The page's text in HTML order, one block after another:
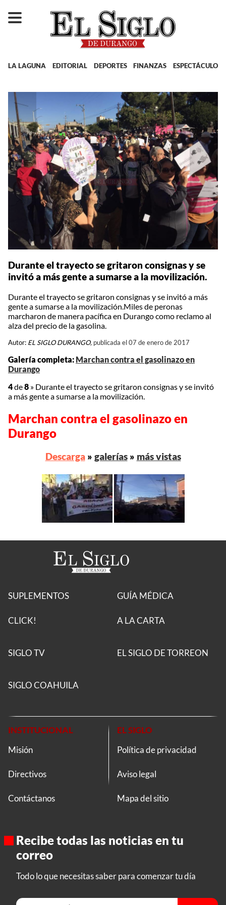
LA LAGUNA EDITORIAL DEPORTES FINANZAS ESPECTÁCULOS
Durante el trayecto se gritaron consignas y se
invitó a más gente a sumarse a la movilización.
Durante el trayecto se gritaron consignas y se invitó a más
gente a sumarse a la movilización.Miles de peronas
marcharon de manera pacífica en Durango como reclamo al
alza del precio de la gasolina.
Autor: EL SIGLO DURANGO, publicada el 07 de enero de 2017
Galería completa: Marchan contra el gasolinazo en
Durango
4de8 » Durante el trayecto se gritaron consignas y se invitó
a más gente a sumarse a la movilización.
Marchan contra el gasolinazo en
Durango
Descarga» galerías» más vistas
SUPLEMENTOS
CLICK!
GUÍA MÉDICA
A LA CARTA
SIGLO TV EL SIGLO DE TORREON
SIGLO COAHUILA
INSTITUCIONAL
Misión
Directivos
Contáctanos
EL SIGLO
Política de privacidad
Aviso legal
Mapa del sitio
Recibe todas las noticias en tu
correo
Todo lo que necesitas saber para comenzar tu día